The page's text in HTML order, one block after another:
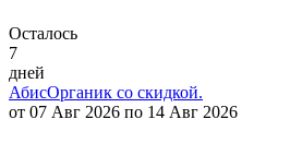
Осталось
7
дней
АбисОрганик со скидкой.
от 07 Авг 2026 по 14 Авг 2026